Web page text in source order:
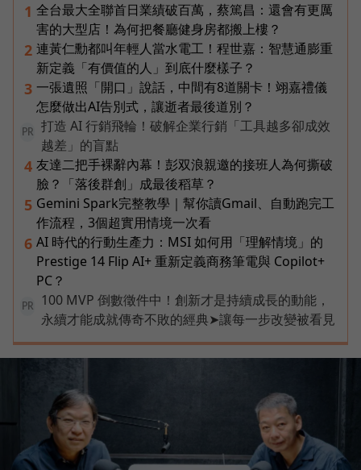
1 全台最大全聯首日業績破百萬，蔡篤昌：還會有更厲
害的大型店！為何把餐廳健身房都搬上樓？
2 連黃仁勳都叫年輕人當水電工！程世嘉：智慧通膨重
新定義「有價值的人」到底什麼樣子？
3 一張遺照「開口」說話，中間有8道關卡！翊嘉禮儀
怎麼做出AI告別式，讓逝者最後道別？
PR
打造 AI 行銷飛輪！破解企業行銷「工具越多卻成效
越差」的盲點
4 友達二把手裸辭內幕！彭双浪親邀的接班人為何撕破
臉？「落後群創」成最後稻草？
5 Gemini Spark完整教學｜幫你讀Gmail、自動跑完工
作流程，3個超實用情境一次看
6 AI 時代的行動生產力：MSI 如何用「理解情境」的
Prestige 14 Flip AI+ 重新定義商務筆電與 Copilot+
PC？
PR
100 MVP 倒數徵件中！創新才是持續成長的動能，
永續才能成就傳奇不敗的經典➤讓每一步改變被看見